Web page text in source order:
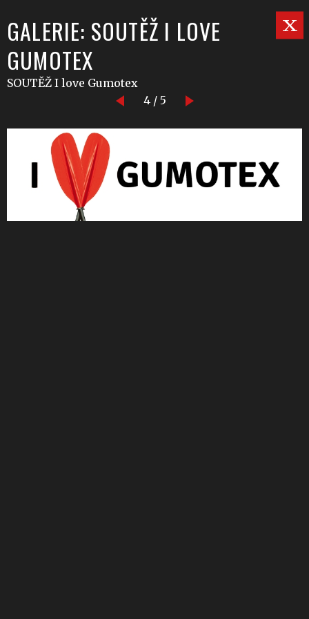
GALERIE: SOUTĚŽ I LOVE
GUMOTEX
SOUTĚŽ I love Gumotex
4 / 5